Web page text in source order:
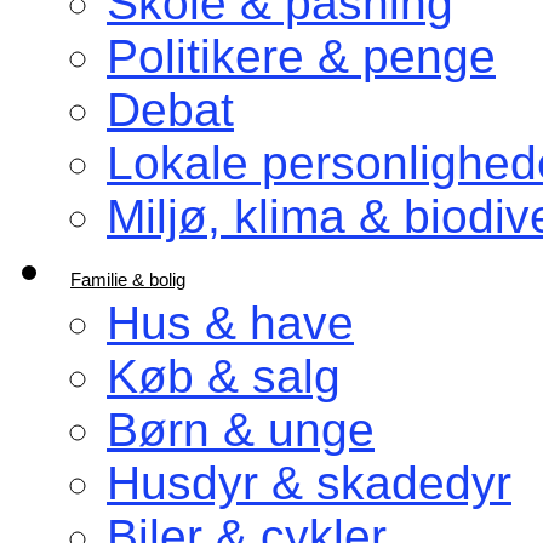
Politikere & penge
Debat
Lokale
Miljø, klima &
Familie & bolig
Hus & have
Køb & salg
Børn & unge
Husdyr & skadedyr